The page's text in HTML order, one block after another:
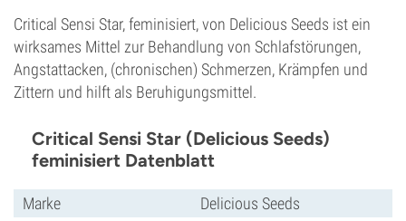
Critical Sensi Star, feminisiert, von Delicious Seeds ist ein
wirksames Mittel zur Behandlung von Schlafstörungen,
Angstattacken, (chronischen) Schmerzen, Krämpfen und
Zittern und hilft als Beruhigungsmittel.
Critical Sensi Star (Delicious Seeds)
feminisiert Datenblatt
Marke
Delicious Seeds